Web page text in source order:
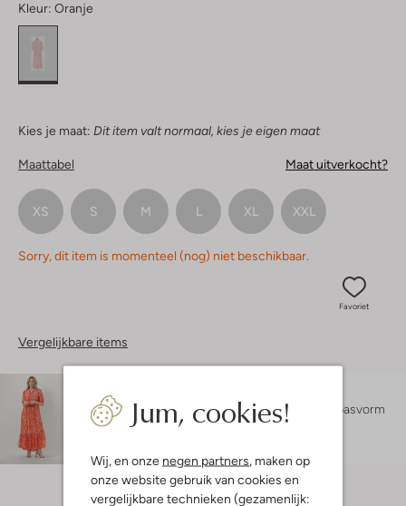
Jum, cookies!
Wij, en onze negen partners , maken op
onze website gebruik van cookies en
vergelijkbare technieken (gezamenlijk:
Kleur: Oranje
Kies je maat: Dit item valt normaal, kies je eigen maat
Maattabel Maat uitverkocht?
XS S M L XL XXL
Sorry, dit item is momenteel (nog) niet beschikbaar.
Favoriet
Vergelijkbare items
Sara is 1 meter 78 lang en draagt maat S.
De pasvorm
losvallend